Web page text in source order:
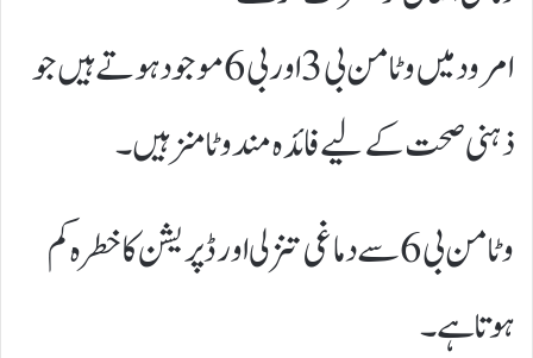
امرود میں وٹامن بی 3 اور بی 6 موجود ہوتے ہیں جو
ذہنی صحت کے لیے فائدہ مند وٹامنز ہیں۔
وٹامن بی 6 سے دماغی تنزلی اور ڈپریشن کا خطرہ کم
ہوتا ہے۔